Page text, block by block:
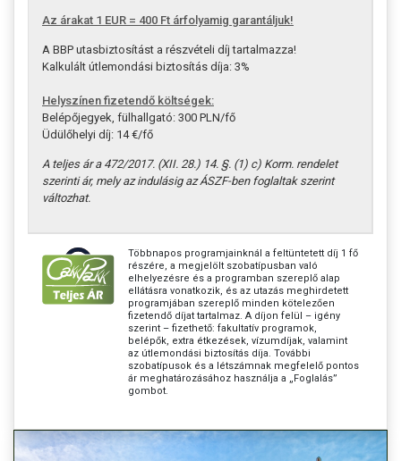
Az árakat 1 EUR = 400 Ft árfolyamig garantáljuk!
A BBP utasbiztosítást a részvételi díj tartalmazza!
Kalkulált útlemondási biztosítás díja: 3%
Helyszínen fizetendő költségek:
Belépőjegyek, fülhallgató: 300 PLN/fő
Üdülőhelyi díj: 14 €/fő
A teljes ár a 472/2017. (XII. 28.) 14. §. (1) c) Korm. rendelet
szerinti ár, mely az indulásig az ÁSZF-ben foglaltak szerint
változhat.
Többnapos programjainknál a feltüntetett díj 1 fő
részére, a megjelölt szobatípusban való
elhelyezésre és a programban szereplő alap
ellátásra vonatkozik, és az utazás meghirdetett
programjában szereplő minden kötelezően
fizetendő díjat tartalmaz. A díjon felül – igény
szerint – fizethető: fakultatív programok,
belépők, extra étkezések, vízumdíjak, valamint
az útlemondási biztosítás díja. További
szobatípusok és a létszámnak megfelelő pontos
ár meghatározásához használja a „Foglalás”
gombot.